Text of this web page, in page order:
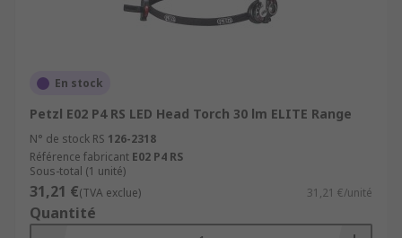
En stock
Petzl E02 P4 RS LED Head Torch 30 lm ELITE Range
N° de stock RS 126-2318
Référence fabricant E02 P4 RS
Sous-total (1 unité)
31,21 €(TVA exclue) 31,21 €/unité
Quantité